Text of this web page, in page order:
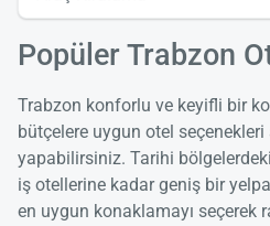
Popüler Trabzon
Trabzon konforlu ve keyifli bir
bütçelere uygun otel seçenekleri
yapabilirsiniz. Tarihi
iş otellerine kadar geniş bir
en uygun konaklamayı seçerek